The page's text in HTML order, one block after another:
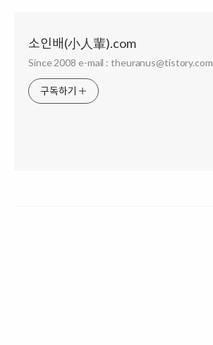
소인배(小人輩).com
Since 2008 e-mail : theuranus@tistory.com
구독하기